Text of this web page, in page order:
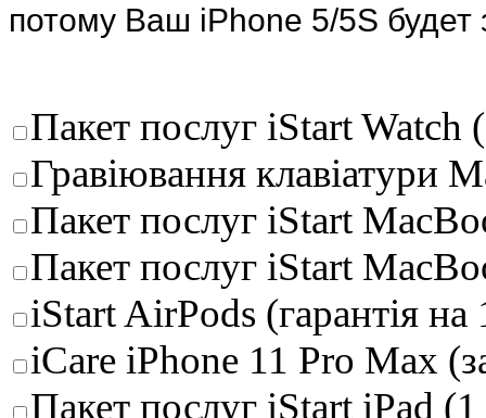
потому Ваш iPhone 5/5S
Пакет послуг iStart Watch
Гравіювання клавіатури
Пакет послуг iStart
Пакет послуг iStart
iStart AirPods (гарантія на
iCare iPhone 11 Pro Max
Пакет послуг iStart iPad (1